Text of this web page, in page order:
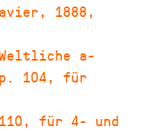
, 1888,
a-
104, für
, für 4- und